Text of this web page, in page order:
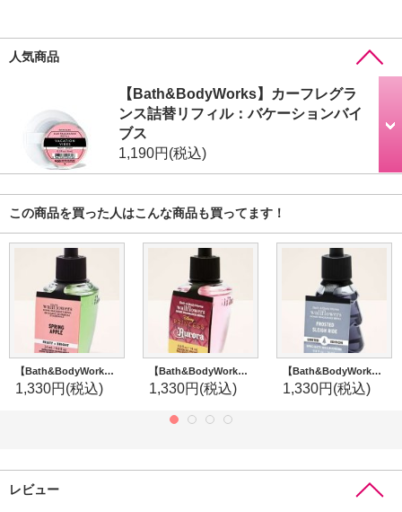
人気商品
【Bath&BodyWorks】カーフレグラ
ンス詰替リフィル：バケーションバイ
ブス
1,190円(税込)
この商品を買った人はこんな商品も買ってます！
【Bath&BodyWorks】Wallflowers詰替リフィル：スプリングアップル
1,330円(税込)
【Bath&BodyWorks】《Disney Princessコラボ》Wallflowers詰替リフィル：Aurora (オーロラ)
1,330円(税込)
【Bath&BodyWorks】Wallflowers詰替リフィル：フロステッドスレイライド
1,330円(税込)
レビュー